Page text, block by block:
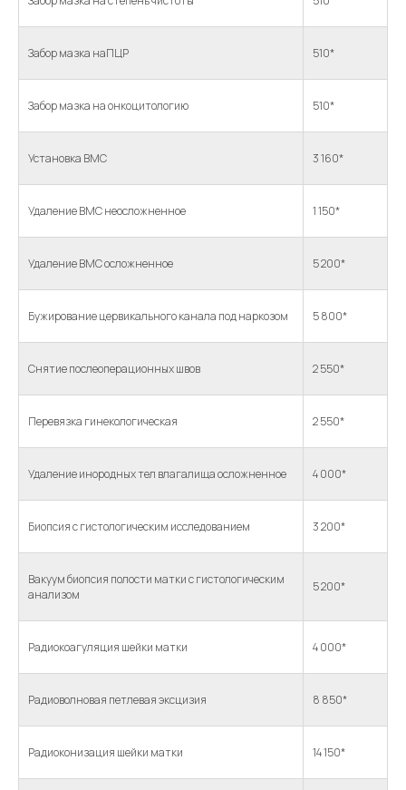
Забор мазка наПЦР 510*
Забор мазка на онкоцитологию 510*
Установка ВМС 3 160*
Удаление ВМС неосложненное 1 150*
Удаление ВМС осложненное 5 200*
Бужирование цервикального канала под наркозом 5 800*
Снятие послеоперационных швов 2 550*
Перевязка гинекологическая 2 550*
Удаление инородных тел влагалища осложненное 4 000*
Биопсия с гистологическим исследованием 3 200*
Вакуум биопсия полости матки с гистологическим
анализом
5 200*
Радиокоагуляция шейки матки 4 000*
Радиоволновая петлевая эксцизия 8 850*
Радиоконизация шейки матки 14 150*